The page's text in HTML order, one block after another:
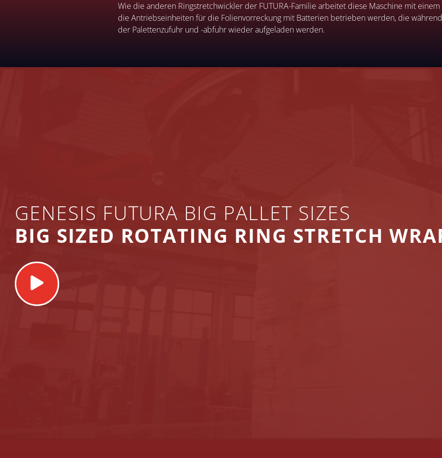
Wie die anderen Ringstretchwickler der FUTURA-Familie arbeitet diese Maschine mit
die Antriebseinheiten für die Folienvorreckung mit Batterien betrieben werden, die
der Palettenzufuhr und -abfuhr wieder aufgeladen werden.
GENESIS FUTURA BIG PALLET SIZES
BIG SIZED ROTATING RING STRETCH
Play